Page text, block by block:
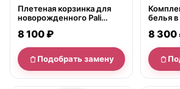
Плетеная корзинка для
новорожденного Pali
8 100 ₽
Подобрать замену
белья в
8 300